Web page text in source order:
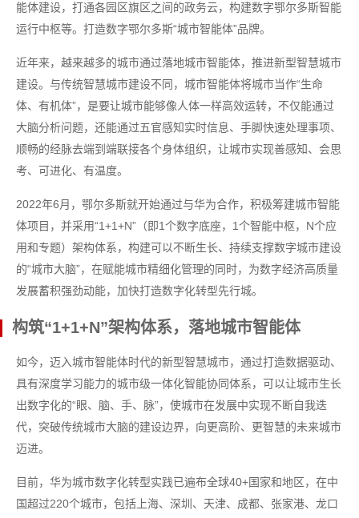
能体建设，打通各园区旗区之间的政务云，构建数字鄂尔多斯智能
运行中枢等。打造数字鄂尔多斯“城市智能体”品牌。
近年来，越来越多的城市通过落地城市智能体，推进新型智慧城市
建设。与传统智慧城市建设不同，城市智能体将城市当作“生命
体、有机体”，是要让城市能够像人体一样高效运转，不仅能通过
大脑分析问题，还能通过五官感知实时信息、手脚快速处理事项、
顺畅的经脉去端到端联接各个身体组织，让城市实现善感知、会思
考、可进化、有温度。
2022年6月，鄂尔多斯就开始通过与华为合作，积极筹建城市智能
体项目，并采用“1+1+N”（即1个数字底座，1个智能中枢，N个应
用和专题）架构体系，构建可以不断生长、持续支撑数字城市建设
的“城市大脑”，在赋能城市精细化管理的同时，为数字经济高质量
发展蓄积强劲动能，加快打造数字化转型先行城。
构筑“1+1+N”架构体系，落地城市智能体
如今，迈入城市智能体时代的新型智慧城市，通过打造数据驱动、
具有深度学习能力的城市级一体化智能协同体系，可以让城市生长
出数字化的“眼、脑、手、脉”，使城市在发展中实现不断自我迭
代，突破传统城市大脑的建设边界，向更高阶、更智慧的未来城市
迈进。
目前，华为城市数字化转型实践已遍布全球40+国家和地区，在中
国超过220个城市，包括上海、深圳、天津、成都、张家港、龙口